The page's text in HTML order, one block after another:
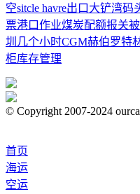
空sitcle havre出口 大铲湾码
票港口作业煤炭配额报关
圳几个小时CGM赫伯罗特
柜库存管理
© Copyright 2007-2024
首页
海运
空运